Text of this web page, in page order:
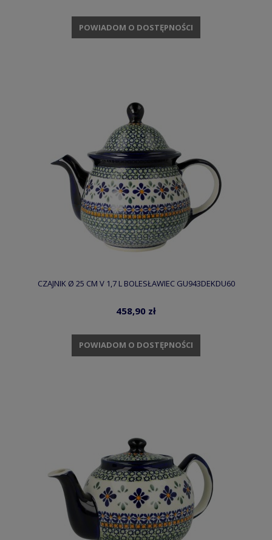
POWIADOM O DOSTĘPNOŚCI
CZAJNIK Ø 25 CM V 1,7 L BOLESŁAWIEC GU943DEKDU60
458,90 zł
POWIADOM O DOSTĘPNOŚCI